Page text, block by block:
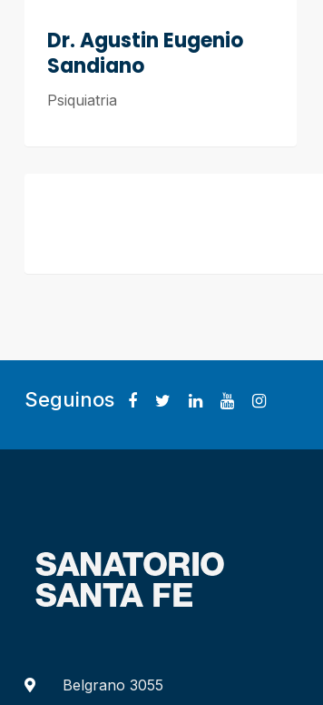
Dr. Agustin Eugenio
Sandiano
Psiquiatria
Seguinos
Belgrano 3055